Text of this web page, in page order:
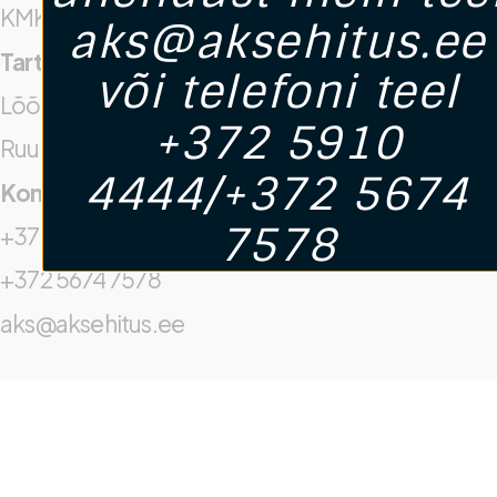
KMKR. Nr: EE102717945
Tartu Kontor
Lõõtsa 5, Tartu
Ruum Nr 222
Kontaktid
+372 5910 4444
+372 5674 7578
aks@aksehitus.ee
aks@aksehitus.ee
või telefoni teel
+372 5910
4444/+372 5674
7578